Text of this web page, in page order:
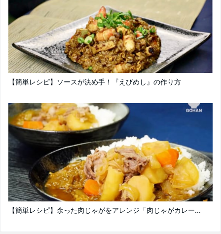
【簡単レシピ】ソースが決め手！『えびめし』の作り方
【簡単レシピ】余った肉じゃがをアレンジ「肉じゃがカレー...